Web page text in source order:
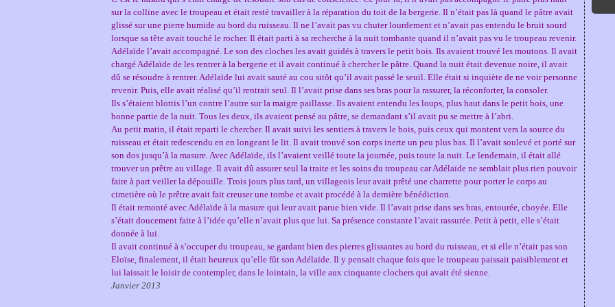
sur la colline avec le troupeau et était resté travailler à la réparation du toit de la bergerie. Il n’était pas là quand le pâtre avait
glissé sur une pierre humide au bord du ruisseau. Il ne l’avait pas vu chuter lourdement et n’avait pas entendu le bruit sourd
lorsque sa tête avait touché le rocher. Il était parti à sa recherche à la nuit tombante quand il n’avait pas vu le troupeau revenir.
Adélaïde l’avait accompagné. Le son des cloches les avait guidés à travers le petit bois. Ils avaient trouvé les moutons. Il avait
chargé Adélaïde de les rentrer à la bergerie et il avait continué à chercher le pâtre. Quand la nuit était devenue noire, il avait
dû se résoudre à rentrer. Adélaïde lui avait sauté au cou sitôt qu’il avait passé le seuil. Elle était si inquiète de ne voir personne
revenir. Puis, elle avait réalisé qu’il rentrait seul. Il l’avait prise dans ses bras pour la rassurer, la réconforter, la consoler.
Ils s’étaient blottis l’un contre l’autre sur la maigre paillasse. Ils avaient entendu les loups, plus haut dans le petit bois, une
bonne partie de la nuit. Tous les deux, ils avaient pensé au pâtre, se demandant s’il avait pu se mettre à l’abri.
Au petit matin, il était reparti le chercher. Il avait suivi les sentiers à travers le bois, puis ceux qui montent vers la source du
ruisseau et était redescendu en en longeant le lit. Il avait trouvé son corps inerte un peu plus bas. Il l’avait soulevé et porté sur
son dos jusqu’à la masure. Avec Adélaïde, ils l’avaient veillé toute la journée, puis toute la nuit. Le lendemain, il était allé
trouver un prêtre au village. Il avait dû assurer seul la traite et les soins du troupeau car Adélaïde ne semblait plus rien pouvoir
faire à part veiller la dépouille. Trois jours plus tard, un villageois leur avait prêté une charrette pour porter le corps au
cimetière où le prêtre avait fait creuser une tombe et avait procédé à la dernière bénédiction.
Il était remonté avec Adélaïde à la masure qui leur avait parue bien vide. Il l’avait prise dans ses bras, entourée, choyée. Elle
s’était doucement faite à l’idée qu’elle n’avait plus que lui. Sa présence constante l’avait rassurée. Petit à petit, elle s’était
donnée à lui.
Il avait continué à s’occuper du troupeau, se gardant bien des pierres glissantes au bord du ruisseau, et si elle n’était pas son
Eloïse, finalement, il était heureux qu’elle fût son Adélaïde. Il y pensait chaque fois que le troupeau paissait paisiblement et
lui laissait le loisir de contempler, dans le lointain, la ville aux cinquante clochers qui avait été sienne.
Janvier 2013